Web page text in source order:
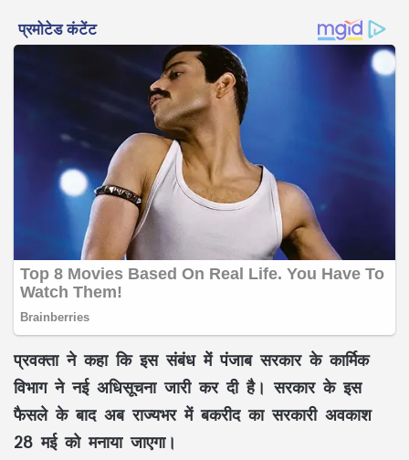
प्रवक्ता ने कहा कि इस संबंध में पंजाब सरकार के कार्मिक
विभाग ने नई अधिसूचना जारी कर दी है। सरकार के इस
फैसले के बाद अब राज्यभर में बकरीद का सरकारी अवकाश
28 मई को मनाया जाएगा।